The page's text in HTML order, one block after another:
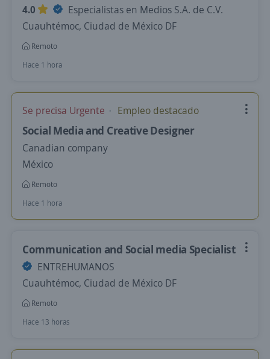
4.0
Especialistas en Medios S.A. de C.V.
Cuauhtémoc, Ciudad de México DF
Remoto
Hace 1 hora
Se precisa Urgente Empleo destacado
Social Media and Creative Designer
Canadian company
México
Remoto
Hace 1 hora
Communication and Social media Specialist
ENTREHUMANOS
Cuauhtémoc, Ciudad de México DF
Remoto
Hace 13 horas